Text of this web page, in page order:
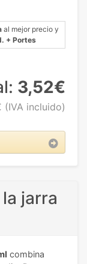
al mejor precio y
+ Portes
3,52€
(IVA incluido)
jarra
combina